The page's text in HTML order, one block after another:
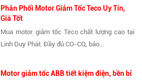
Phân Phối Motor Giảm Tốc Teco Uy Tín,
Giá Tốt
Mua motor giảm tốc Teco chất lượng cao tại
Linh Duy Phát. Đầy đủ CO-CQ, bảo...
Motor giảm tốc ABB tiết kiệm điện, bền bỉ